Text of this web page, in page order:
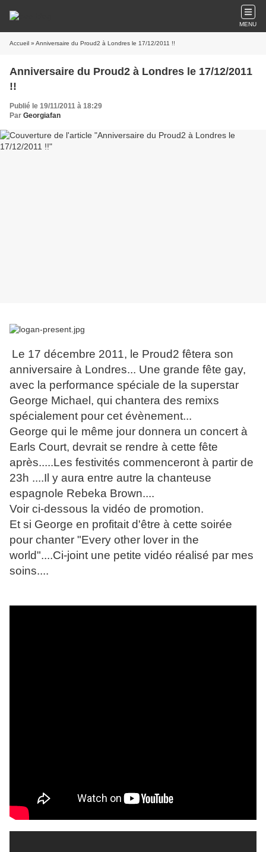
MENU
Accueil » Anniversaire du Proud2 à Londres le 17/12/2011 !!
Anniversaire du Proud2 à Londres le 17/12/2011
!!
Publié le 19/11/2011 à 18:29
Par Georgiafan
Le 17 décembre 2011, le Proud2 fêtera son
anniversaire à Londres... Une grande fête gay,
avec la performance spéciale de la superstar
George Michael, qui chantera des remixs
spécialement pour cet évènement...
George qui le même jour donnera un concert à
Earls Court, devrait se rendre à cette fête
après.....Les festivités commenceront à partir de
23h ....Il y aura entre autre la chanteuse
espagnole Rebeka Brown....
Voir ci-dessous la vidéo de promotion.
Et si George en profitait d'être à cette soirée
pour chanter "Every other lover in the
world"....Ci-joint une petite vidéo réalisé par mes
soins....